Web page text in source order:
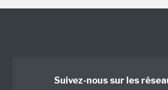
Suivez-nous sur les